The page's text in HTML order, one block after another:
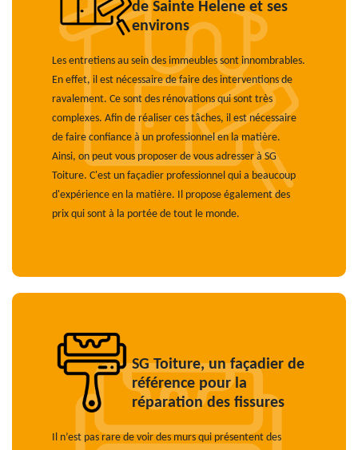
de Sainte Helene et ses
environs
Les entretiens au sein des immeubles sont innombrables.
En effet, il est nécessaire de faire des interventions de
ravalement. Ce sont des rénovations qui sont très
complexes. Afin de réaliser ces tâches, il est nécessaire
de faire confiance à un professionnel en la matière.
Ainsi, on peut vous proposer de vous adresser à SG
Toiture. C'est un façadier professionnel qui a beaucoup
d'expérience en la matière. Il propose également des
prix qui sont à la portée de tout le monde.
SG Toiture, un façadier de
référence pour la
réparation des fissures
Il n’est pas rare de voir des murs qui présentent des